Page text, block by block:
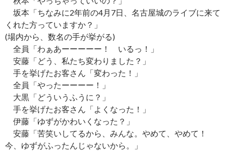
坂本「ちなみに2年前の4月7日、名古屋城のライブに来て
くれた方っていますか？」
(場内から、数名の手が挙がる)
全員「わぁあーーーーー！ いるっ！」
安藤「どう、私たち変わりました？」
手を挙げたお客さん「変わった！」
全員「やったーーーー！」
大黒「どういうふうに？」
手を挙げたお客さん「よくなった！」
伊藤「ゆずがかわいくなった？」
安藤「苦笑いしてるから、みんな。やめて、やめて！
今、ゆずがふったんじゃないから。」